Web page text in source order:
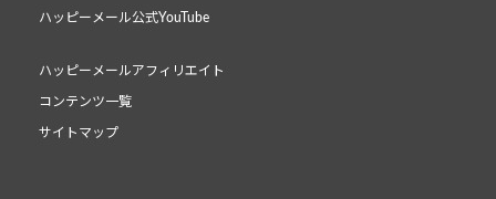
ハッピーメール公式YouTube
ハッピーメールアフィリエイト
コンテンツ一覧
サイトマップ